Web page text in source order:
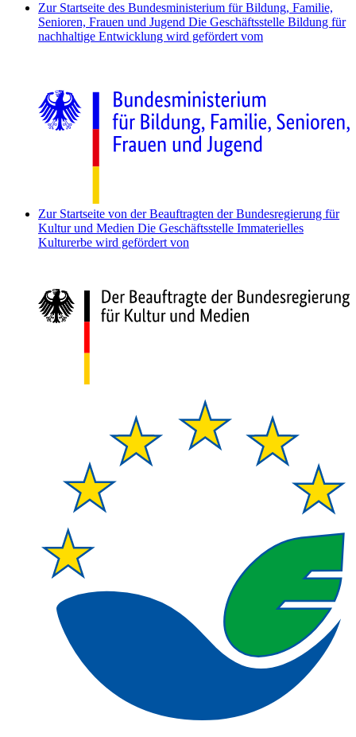
Zur Startseite des Bundesministerium für Bildung, Familie,
Senioren, Frauen und Jugend Die Geschäftsstelle Bildung für
nachhaltige Entwicklung wird gefördert vom
Zur Startseite von der Beauftragten der Bundesregierung für
Kultur und Medien Die Geschäftsstelle Immaterielles
Kulturerbe wird gefördert von